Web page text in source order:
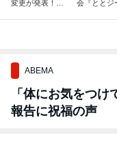
変更が発表！！
会『ととジ
ABEMA
「体にお気をつ
報告に祝福の声